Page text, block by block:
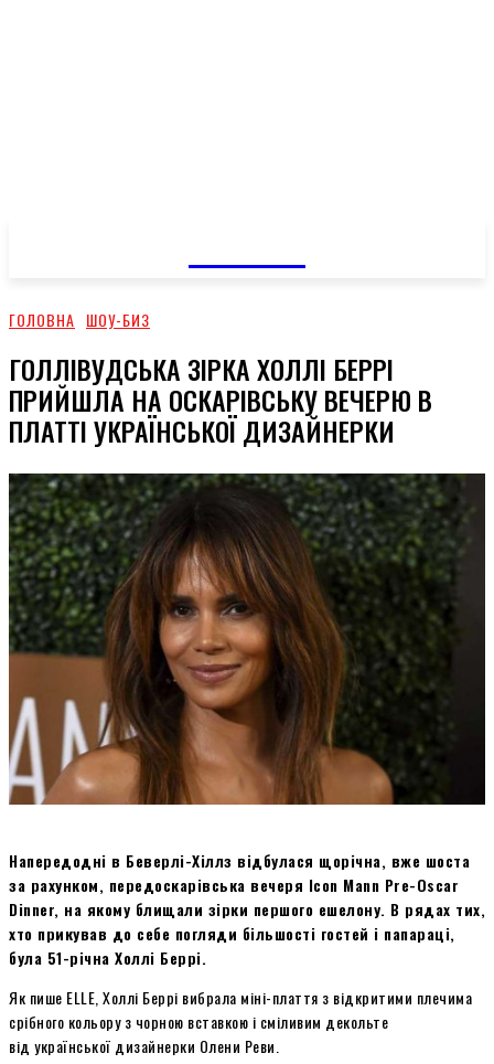
ГОЛОВНА ШОУ-БИЗ
ГОЛЛІВУДСЬКА ЗІРКА ХОЛЛІ БЕРРІ
ПРИЙШЛА НА ОСКАРІВСЬКУ ВЕЧЕРЮ В
ПЛАТТІ УКРАЇНСЬКОЇ ДИЗАЙНЕРКИ
Напередодні в Беверлі-Хіллз відбулася щорічна, вже шоста
за рахунком, передоскарівська вечеря Icon Mann Pre-Oscar
Dinner, на якому блищали зірки першого ешелону. В рядах тих,
хто прикував до себе погляди більшості гостей і папараці,
була 51-річна Холлі Беррі.
Як пише ELLE, Холлі Беррі вибрала міні-плаття з відкритими плечима
срібного кольору з чорною вставкою і сміливим декольте
від української дизайнерки Олени Реви.